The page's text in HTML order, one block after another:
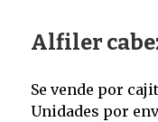
Alfiler
Se vende por
Unidades por